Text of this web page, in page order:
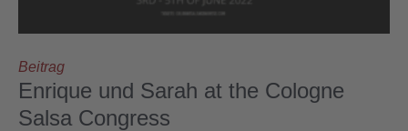
Beitrag
Enrique und Sarah at the Cologne
Salsa Congress